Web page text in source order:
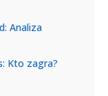
Analiza
Kto zagra?